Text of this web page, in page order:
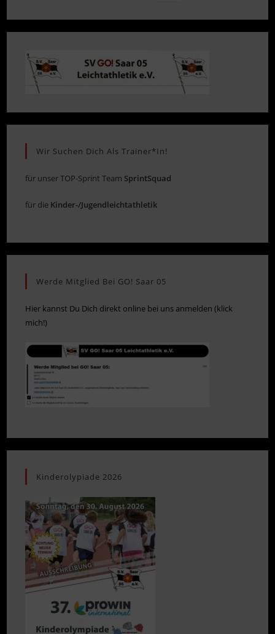
Wir Suchen Dich Als Trainer*in!
für unser TOP-Sprint Team SprintSquad
für die Kinder-/Jugendleichtathletik
Werde Mitglied Bei GO! Saar 05
Hier kannst Du Dich direkt online bei uns anmelden (klick
mich!)
Kinderolypiade 2026